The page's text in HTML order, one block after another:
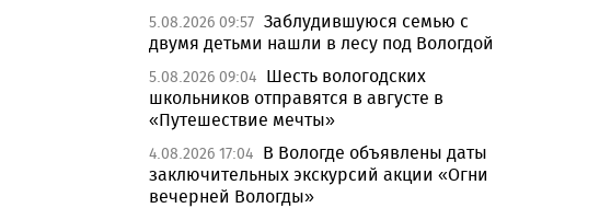
5.08.2026 09:57 Заблудившуюся семью с
двумя детьми нашли в лесу под Вологдой
5.08.2026 09:04 Шесть вологодских
школьников отправятся в августе в
«Путешествие мечты»
4.08.2026 17:04 В Вологде объявлены даты
заключительных экскурсий акции «Огни
вечерней Вологды»